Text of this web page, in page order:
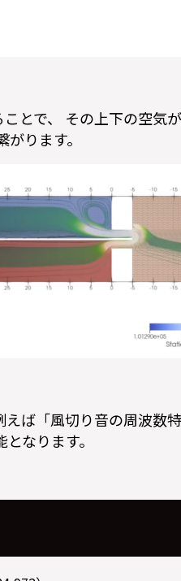
とで、 その上下の空気
ります。
ば「風切り音の周波数
なります。